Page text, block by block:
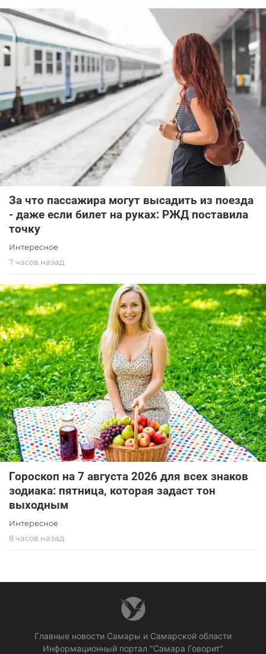
За что пассажира могут высадить из поезда
- даже если билет на руках: РЖД поставила
точку
Интересное
7 часов назад
Гороскоп на 7 августа 2026 для всех знаков
зодиака: пятница, которая задаст тон
выходным
Интересное
8 часов назад
Главные новости Самары и Самарской области
Информационный портал "Самара Говорит"